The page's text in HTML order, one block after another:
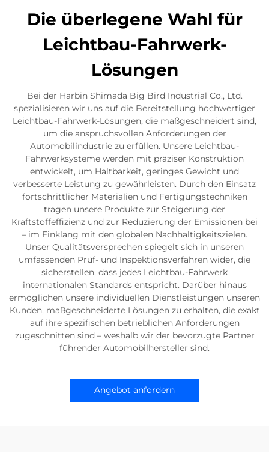
Die überlegene Wahl für
Leichtbau-Fahrwerk-
Lösungen
Bei der Harbin Shimada Big Bird Industrial Co., Ltd.
spezialisieren wir uns auf die Bereitstellung hochwertiger
Leichtbau-Fahrwerk-Lösungen, die maßgeschneidert sind,
um die anspruchsvollen Anforderungen der
Automobilindustrie zu erfüllen. Unsere Leichtbau-
Fahrwerksysteme werden mit präziser Konstruktion
entwickelt, um Haltbarkeit, geringes Gewicht und
verbesserte Leistung zu gewährleisten. Durch den Einsatz
fortschrittlicher Materialien und Fertigungstechniken
tragen unsere Produkte zur Steigerung der
Kraftstoffeffizienz und zur Reduzierung der Emissionen bei
– im Einklang mit den globalen Nachhaltigkeitszielen.
Unser Qualitätsversprechen spiegelt sich in unseren
umfassenden Prüf- und Inspektionsverfahren wider, die
sicherstellen, dass jedes Leichtbau-Fahrwerk
internationalen Standards entspricht. Darüber hinaus
ermöglichen unsere individuellen Dienstleistungen unseren
Kunden, maßgeschneiderte Lösungen zu erhalten, die exakt
auf ihre spezifischen betrieblichen Anforderungen
zugeschnitten sind – weshalb wir der bevorzugte Partner
führender Automobilhersteller sind.
Angebot anfordern